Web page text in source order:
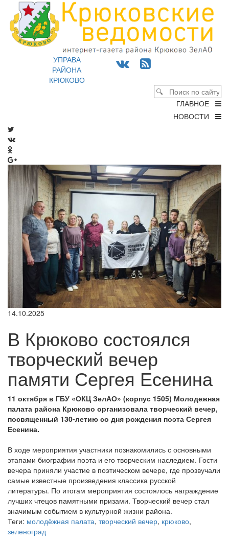
УПРАВА
РАЙОНА
КРЮКОВО
ГЛАВНОЕ
НОВОСТИ
14.10.2025
В Крюково состоялся
творческий вечер
памяти Сергея Есенина
11 октября в ГБУ «ОКЦ ЗелАО» (корпус 1505) Молодежная
палата района Крюково организовала творческий вечер,
посвященный 130-летию со дня рождения поэта Сергея
Есенина.
В ходе мероприятия участники познакомились с основными
этапами биографии поэта и его творческим наследием. Гости
вечера приняли участие в поэтическом вечере, где прозвучали
самые известные произведения классика русской
литературы. По итогам мероприятия состоялось награждение
лучших чтецов памятными призами. Творческий вечер стал
значимым событием в культурной жизни района.
Теги: молодёжная палата, творческий вечер, крюково,
зеленоград